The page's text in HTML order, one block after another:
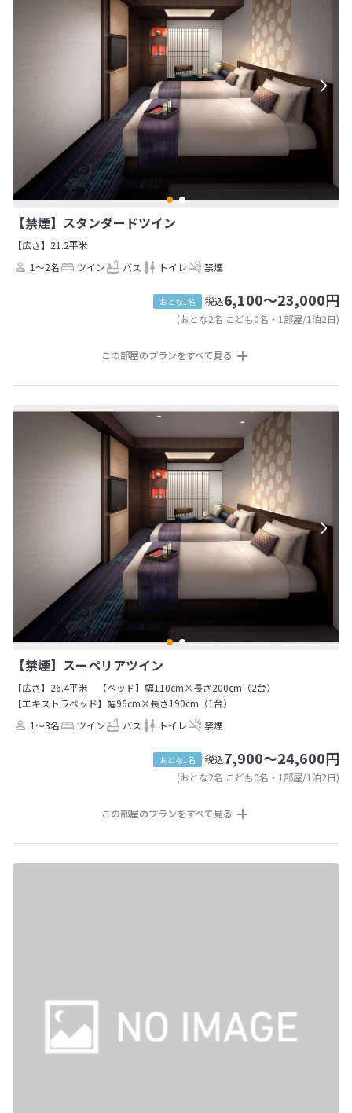
【禁煙】スタンダードツイン
【広さ】21.2平米
1～2名
ツイン バス トイレ 禁煙
おとな1名 税込6,100～23,000円
(おとな2名 こども0名・1部屋/1泊2日)
この部屋のプランをすべて見る
【禁煙】スーペリアツイン
【広さ】26.4平米
【ベッド】幅110cm×長さ200cm（2台）
【エキストラベッド】幅96cm×長さ190cm（1台）
1～3名
ツイン バス トイレ 禁煙
おとな1名 税込7,900～24,600円
(おとな2名 こども0名・1部屋/1泊2日)
この部屋のプランをすべて見る